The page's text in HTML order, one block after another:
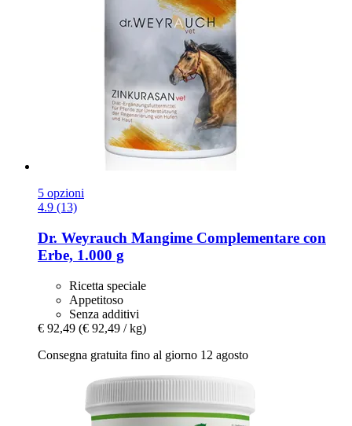
5 opzioni
4.9 (13)
Dr. Weyrauch Mangime Complementare con
Erbe, 1.000 g
Ricetta speciale
Appetitoso
Senza additivi
€ 92,49 (€ 92,49 / kg)
Consegna gratuita fino al giorno 12 agosto